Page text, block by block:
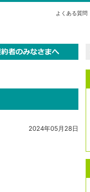
よくある質問
2024年05月28日